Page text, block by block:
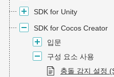
SDK for Unity
SDK for Cocos Creator
입문
구성 요소 사용
충돌 감지 설정